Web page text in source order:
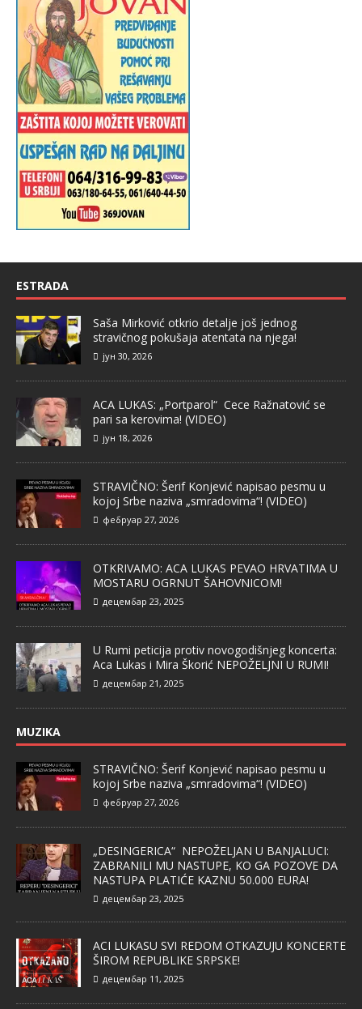
ESTRADA
Saša Mirković otkrio detalje još jednog
stravičnog pokušaja atentata na njega!
јун 30, 2026
ACA LUKAS: „Portparol“ Cece Ražnatović se
pari sa kerovima! (VIDEO)
јун 18, 2026
STRAVIČNO: Šerif Konjević napisao pesmu u
kojoj Srbe naziva „smradovima“! (VIDEO)
фебруар 27, 2026
OTKRIVAMO: ACA LUKAS PEVAO HRVATIMA U
MOSTARU OGRNUT ŠAHOVNICOM!
децембар 23, 2025
U Rumi peticija protiv novogodišnjeg koncerta:
Aca Lukas i Mira Škorić NEPOŽELJNI U RUMI!
децембар 21, 2025
MUZIKA
STRAVIČNO: Šerif Konjević napisao pesmu u
kojoj Srbe naziva „smradovima“! (VIDEO)
фебруар 27, 2026
„DESINGERICA“ NEPOŽELJAN U BANJALUCI:
ZABRANILI MU NASTUPE, KO GA POZOVE DA
NASTUPA PLATIĆE KAZNU 50.000 EURA!
децембар 23, 2025
ACI LUKASU SVI REDOM OTKAZUJU KONCERTE
ŠIROM REPUBLIKE SRPSKE!
децембар 11, 2025